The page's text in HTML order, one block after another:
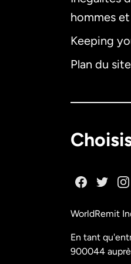
hommes
Keeping
Plan du site
WorldRemit
En tant
900044